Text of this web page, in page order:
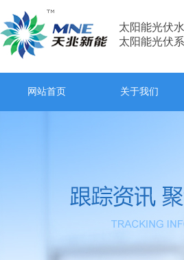
太阳能光伏
太阳能光伏
网站首页 关于我们